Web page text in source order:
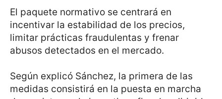
El paquete normativo se centrará en
incentivar la estabilidad de los precios,
limitar prácticas fraudulentas y frenar
abusos detectados en el mercado.
Según explicó Sánchez, la primera de las
medidas consistirá en la puesta en marcha